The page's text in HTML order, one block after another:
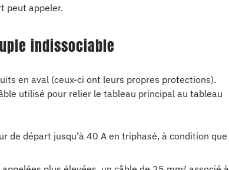
peut appeler.
indissociable
en aval (ceux-ci ont leurs propres protections).
utilisé pour relier le tableau principal au tableau
de départ jusqu’à 40 A en triphasé, à condition que